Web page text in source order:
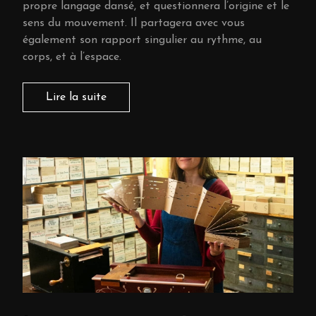
propre langage dansé, et questionnera l’origine et le
sens du mouvement. Il partagera avec vous
également son rapport singulier au rythme, au
corps, et à l’espace.
Lire la suite